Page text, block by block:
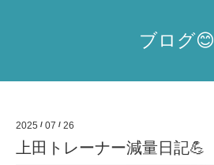
ブログ😊
2025 / 07 / 26
上田トレーナー減量日記💪